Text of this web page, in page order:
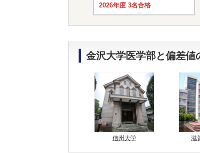
2026年度 3名合格
金沢大学医学部と偏差値
信州大学 滋